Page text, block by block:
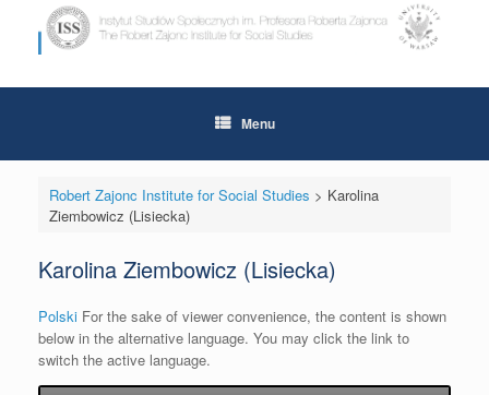
content
Menu
Robert Zajonc Institute for Social Studies > Karolina
Ziembowicz (Lisiecka)
Karolina Ziembowicz (Lisiecka)
Polski For the sake of viewer convenience, the content is shown
below in the alternative language. You may click the link to
switch the active language.